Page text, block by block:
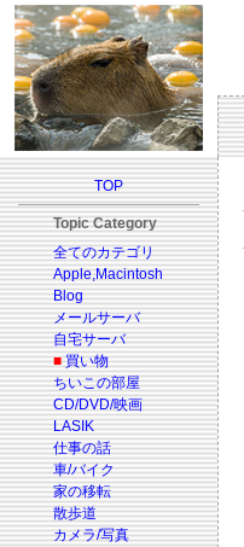
TOP
Topic Category
全てのカテゴリ
Apple,Macintosh
Blog
メールサーバ
自宅サーバ
■ 買い物
ちいこの部屋
CD/DVD/映画
LASIK
仕事の話
車/バイク
家の移転
散歩道
カメラ/写真